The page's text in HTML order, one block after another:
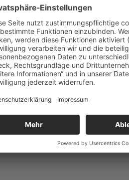
in diesem Browser für
Google geschützt